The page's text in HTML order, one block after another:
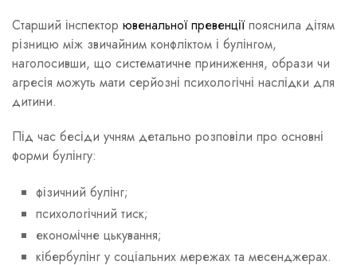
Старший інспектор ювенальної превенціїпояснила дітям
різницю між звичайним конфліктом і булінгом,
наголосивши, що систематичне приниження, образи чи
агресія можуть мати серйозні психологічні наслідки для
дитини.
Під час бесіди учням детально розповіли про основні
форми булінгу:
фізичний булінг;
психологічний тиск;
економічне цькування;
кібербулінг у соціальних мережах та месенджерах.